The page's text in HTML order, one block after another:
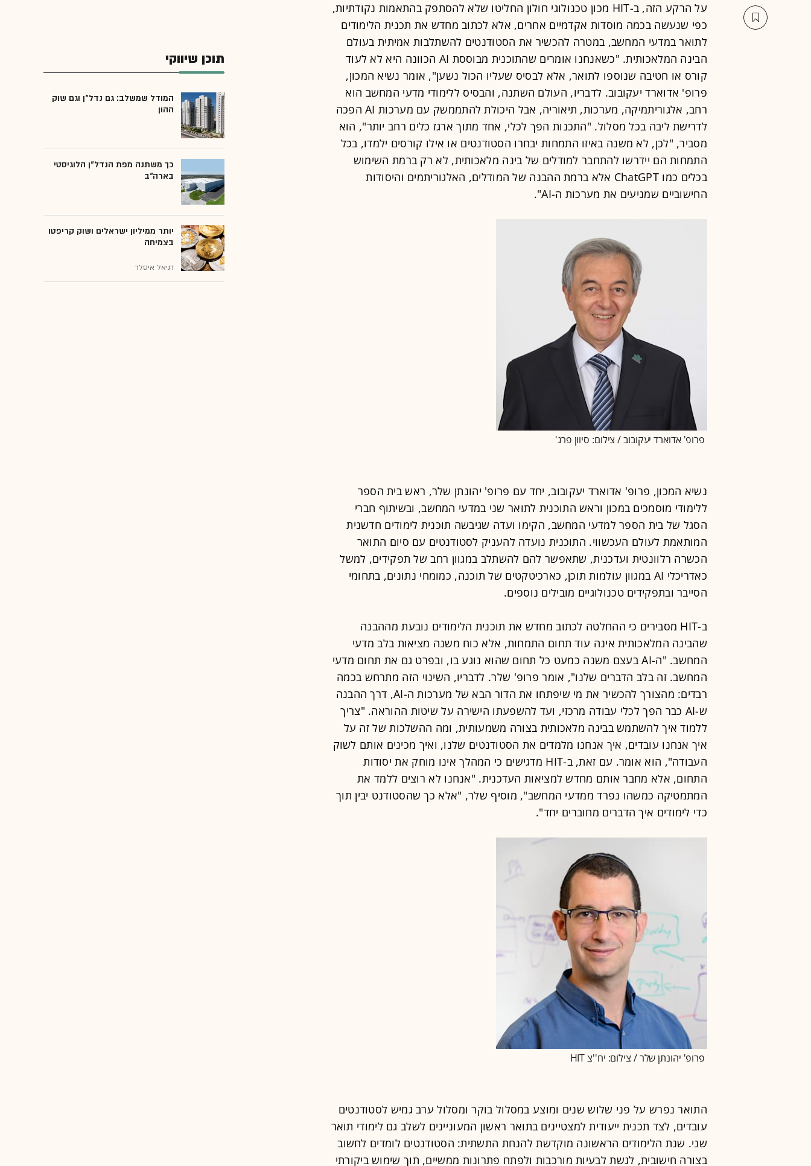
על הרקע הזה, ב-HIT מכון טכנולוגי חולון החליטו שלא להסתפק בהתאמות נקודתיות,
כפי שנעשה בכמה מוסדות אקדמיים אחרים, אלא לכתוב מחדש את תכנית הלימודים
לתואר במדעי המחשב, במטרה להכשיר את הסטודנטים להשתלבות אמיתית בעולם
הבינה המלאכותית. "כשאנחנו אומרים שהתוכנית מבוססת AI הכוונה היא לא לעוד
קורס או חטיבה שנוספו לתואר, אלא לבסיס שעליו הכול נשען", אומר נשיא המכון,
פרופ' אדוארד יעקובוב. לדבריו, העולם השתנה, והבסיס ללימודי מדעי המחשב הוא
רחב, אלגוריתמיקה, מערכות, תיאוריה, אבל היכולת להתממשק עם מערכות AI הפכה
לדרישת ליבה בכל מסלול. "התכנות הפך לכלי, אחד מתוך ארגז כלים רחב יותר", הוא
מסביר, "לכן, לא משנה באיזו התמחות יבחרו הסטודנטים או אילו קורסים ילמדו, בכל
התמחות הם יידרשו להתחבר למודלים של בינה מלאכותית, לא רק ברמת השימוש
בכלים כמו ChatGPT אלא ברמת ההבנה של המודלים, האלגוריתמים והיסודות
החישוביים שמניעים את מערכות ה-AI".
פרופ' אדוארד יעקובוב / צילום: סיוון פרג'
נשיא המכון, פרופ' אדוארד יעקובוב, יחד עם פרופ' יהונתן שלר, ראש בית הספר
ללימודי מוסמכים במכון וראש התוכנית לתואר שני במדעי המחשב, ובשיתוף חברי
הסגל של בית הספר למדעי המחשב, הקימו ועדה שגיבשה תוכנית לימודים חדשנית
המותאמת לעולם העכשווי. התוכנית נועדה להעניק לסטודנטים עם סיום התואר
הכשרה רלוונטית ועדכנית, שתאפשר להם להשתלב במגוון רחב של תפקידים, למשל
כאדריכלי AI במגוון עולמות תוכן, כארכיטקטים של תוכנה, כמומחי נתונים, בתחומי
הסייבר ובתפקידים טכנולוגיים מובילים נוספים.
ב-HIT מסבירים כי ההחלטה לכתוב מחדש את תוכנית הלימודים נובעת מההבנה
שהבינה המלאכותית אינה עוד תחום התמחות, אלא כוח משנה מציאות בלב מדעי
המחשב. "ה-AI בעצם משנה כמעט כל תחום שהוא נוגע בו, ובפרט גם את תחום מדעי
המחשב. זה בלב הדברים שלנו", אומר פרופ' שלר. לדבריו, השינוי הזה מתרחש בכמה
רבדים: מהצורך להכשיר את מי שיפתחו את הדור הבא של מערכות ה-AI, דרך ההבנה
ש-AI כבר הפך לכלי עבודה מרכזי, ועד להשפעתו הישירה על שיטות ההוראה. "צריך
ללמוד איך להשתמש בבינה מלאכותית בצורה משמעותית, ומה ההשלכות של זה על
איך אנחנו עובדים, איך אנחנו מלמדים את הסטודנטים שלנו, ואיך מכינים אותם לשוק
העבודה", הוא אומר. עם זאת, ב-HIT מדגישים כי המהלך אינו מוחק את יסודות
התחום, אלא מחבר אותם מחדש למציאות העדכנית. "אנחנו לא רוצים ללמד את
המתמטיקה כמשהו נפרד ממדעי המחשב", מוסיף שלר, "אלא כך שהסטודנט יבין תוך
כדי לימודים איך הדברים מחוברים יחד".
פרופ' יהונתן שלר / צילום: יח''צ HIT
התואר נפרש על פני שלוש שנים ומוצע במסלול בוקר ומסלול ערב גמיש לסטודנטים
עובדים, לצד תכנית ייעודית למצטיינים בתואר ראשון המעוניינים לשלב גם לימודי תואר
שני. שנת הלימודים הראשונה מוקדשת להנחת התשתית: הסטודנטים לומדים לחשוב
בצורה חישובית, לגשת לבעיות מורכבות ולפתח פתרונות ממשיים, תוך שימוש ביקורתי
תוכן שיווקי
המודל שמשלב: גם נדל"ן וגם שוק
ההון
כך משתנה מפת הנדל"ן הלוגיסטי
בארה"ב
יותר ממיליון ישראלים ושוק קריפטו
בצמיחה
דניאל איסלר